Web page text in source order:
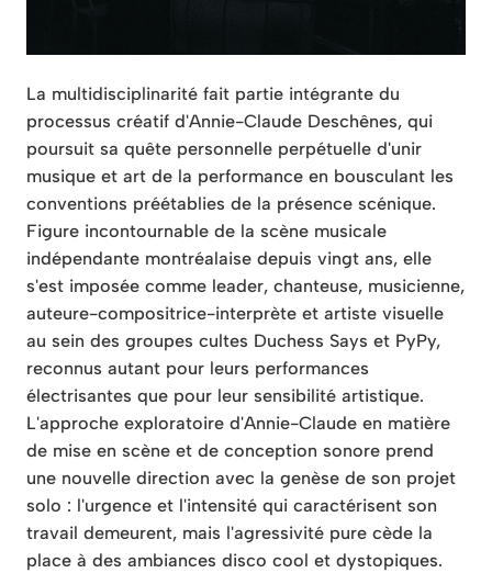
La multidisciplinarité fait partie intégrante du
processus créatif d'Annie-Claude Deschênes, qui
poursuit sa quête personnelle perpétuelle d'unir
musique et art de la performance en bousculant les
conventions préétablies de la présence scénique.
Figure incontournable de la scène musicale
indépendante montréalaise depuis vingt ans, elle
s'est imposée comme leader, chanteuse, musicienne,
auteure-compositrice-interprète et artiste visuelle
au sein des groupes cultes Duchess Says et PyPy,
reconnus autant pour leurs performances
électrisantes que pour leur sensibilité artistique.
L'approche exploratoire d'Annie-Claude en matière
de mise en scène et de conception sonore prend
une nouvelle direction avec la genèse de son projet
solo : l'urgence et l'intensité qui caractérisent son
travail demeurent, mais l'agressivité pure cède la
place à des ambiances disco cool et dystopiques.